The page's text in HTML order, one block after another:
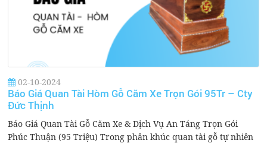
02-10-2024
Báo Giá Quan Tài Hòm Gỗ Căm Xe Trọn Gói 95Tr – Cty
Đức Thịnh
Báo Giá Quan Tài Gỗ Căm Xe & Dịch Vụ An Táng Trọn Gói
Phúc Thuận (95 Triệu) Trong phân khúc quan tài gỗ tự nhiên